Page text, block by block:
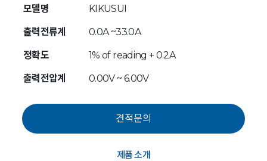
모델명 KIKUSUI
출력전류계 0.0A ~33.0A
정확도 1% of reading + 0.2A
출력전압계 0.00V ~ 6.00V
제품 소개